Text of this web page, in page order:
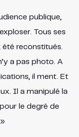
publique,
Tous ses
reconstitués.
a pas photo. A
il ment. Et
Il a manipulé la
le degré de